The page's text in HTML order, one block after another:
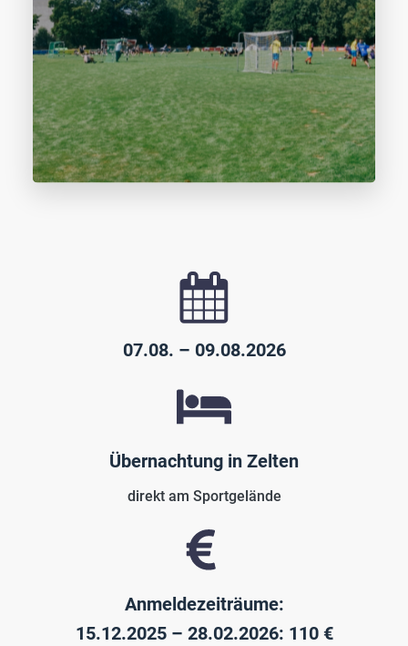
07.08. – 09.08.2026
Übernachtung in Zelten
direkt am Sportgelände
Anmeldezeiträume:
15.12.2025 – 28.02.2026: 110 €